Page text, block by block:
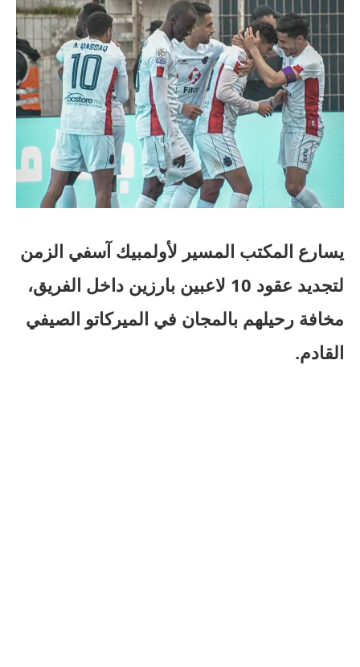
يسارع المكتب المسير لأولمبيك آسفي الزمن
لتجديد عقود 10 لاعبين بارزين داخل الفريق،
مخافة رحيلهم بالمجان في الميركاتو الصيفي
القادم.